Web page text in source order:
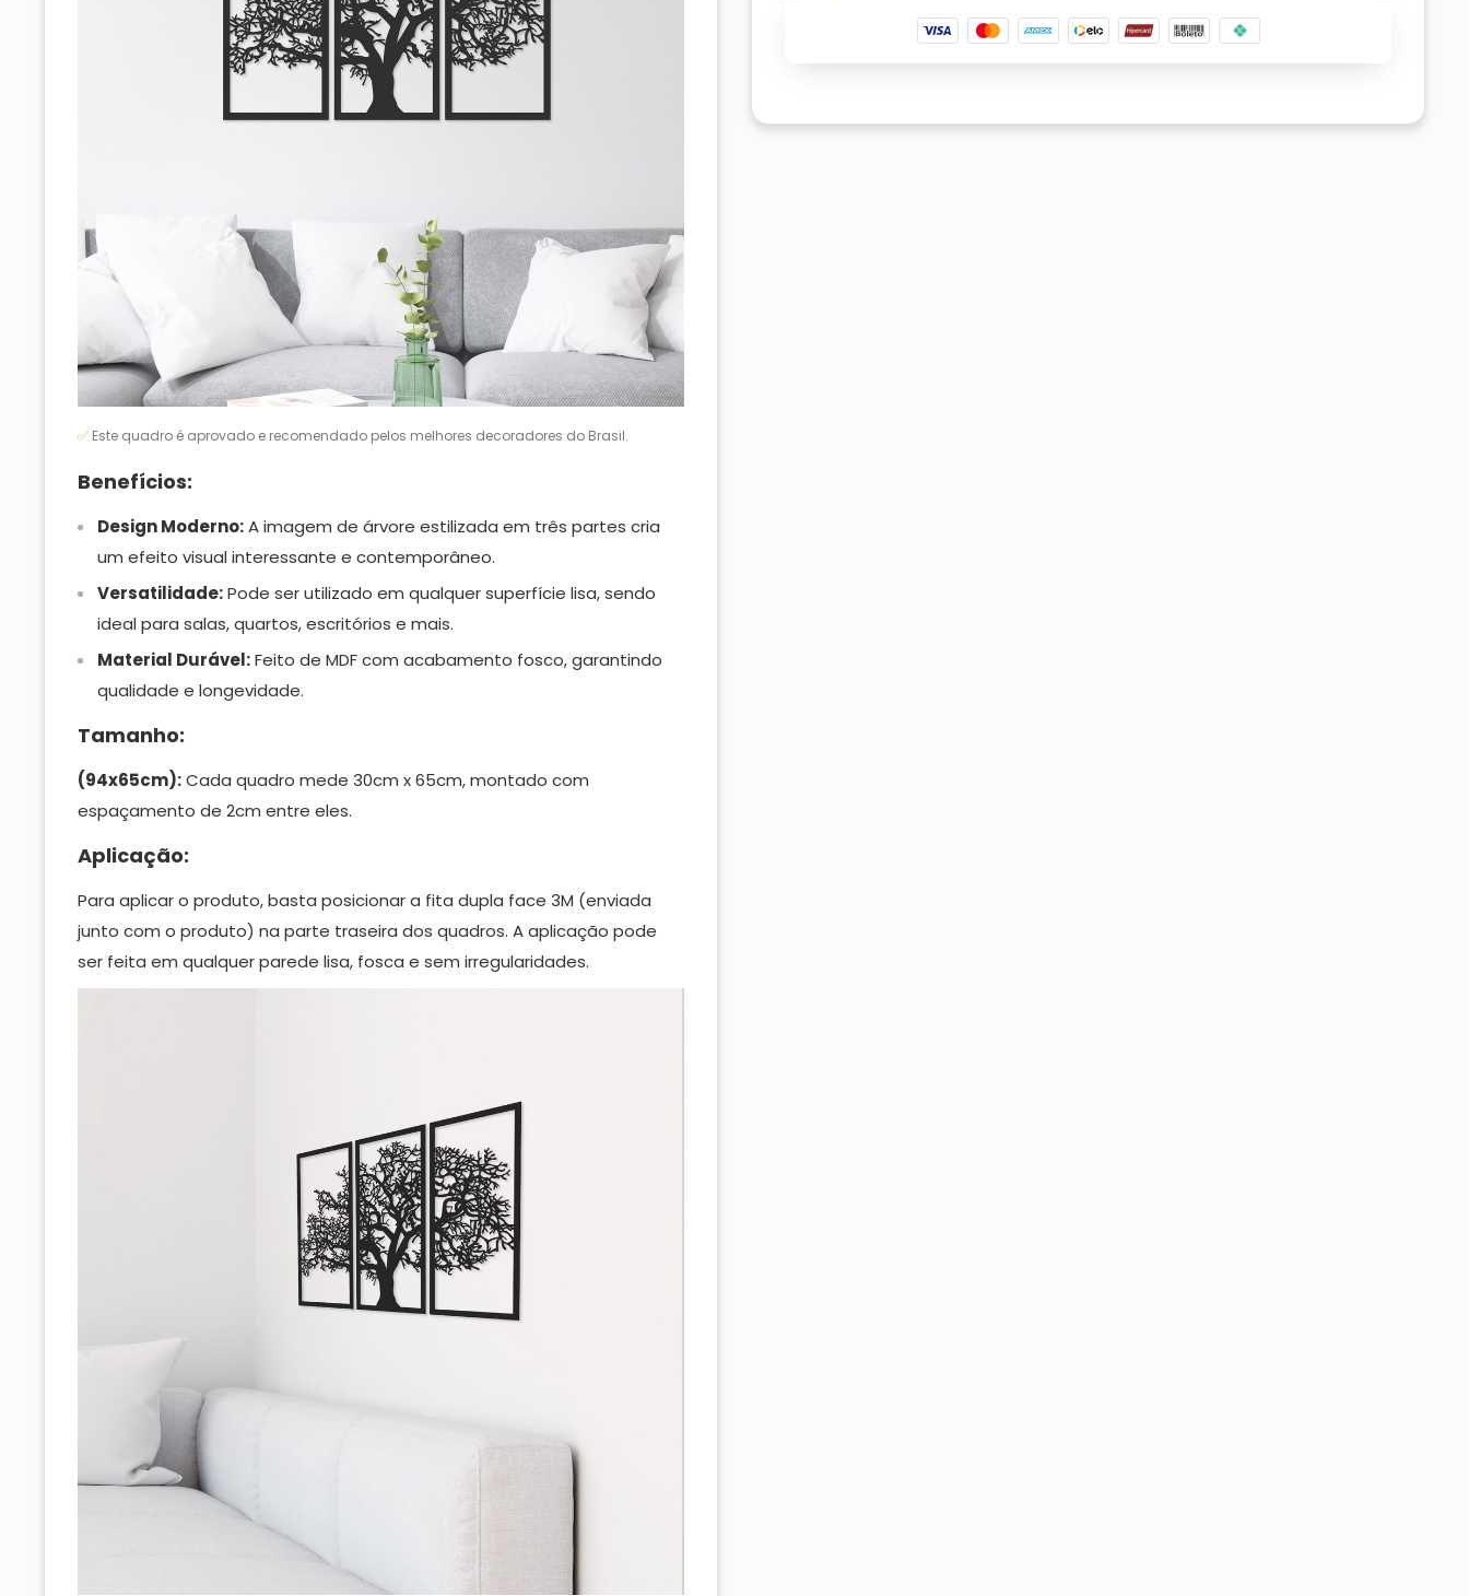
✅ Este quadro é aprovado e recomendado pelos melhores decoradores do Brasil.
Benefícios:
Design Moderno:A imagem de árvore estilizada em três partes cria
um efeito visual interessante e contemporâneo.
Versatilidade:Pode ser utilizado em qualquer superfície lisa, sendo
ideal para salas, quartos, escritórios e mais.
Material Durável:Feito de MDF com acabamento fosco, garantindo
qualidade e longevidade.
Tamanho:
(94x65cm):Cada quadro mede 30cm x 65cm, montado com
espaçamento de 2cm entre eles.
Aplicação:
Para aplicar o produto, basta posicionar a fita dupla face 3M (enviada
junto com o produto) na parte traseira dos quadros. A aplicação pode
ser feita em qualquer parede lisa, fosca e sem irregularidades.